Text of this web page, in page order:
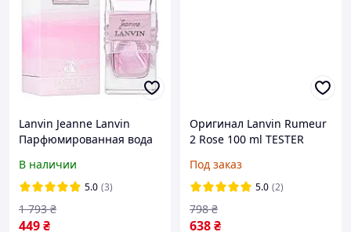
Lanvin Jeanne Lanvin
Парфюмированная вода
Ланвин )
В наличии
5.0 (3)
449₴
1 793 ₴
Оригинал Lanvin Rumeur
2 Rose 100 ml TESTER
Под заказ
5.0 (2)
638₴
798 ₴